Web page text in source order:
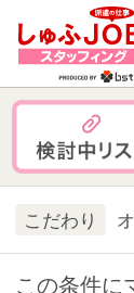
こだわり オフィ
件～50件を表示